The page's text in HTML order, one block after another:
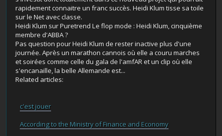
rapidement connaitre un franc succès. Heidi Klum tisse sa toile
sur le Net avec classe.
Heidi Klum sur Puretrend Le flop mode : Heidi Klum, cinquième
membre d'ABBA ?
Pas question pour Heidi Klum de rester inactive plus d'une
journée. Après un marathon cannois où elle a couru marches
et soirées comme celle du gala de l'amfAR et un clip où elle
s'encanaille, la belle Allemande est...
Related articles:
c'est jouer
According to the Ministry of Finance and Economy